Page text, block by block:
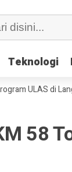
Teknologi
Teknologi
di
58